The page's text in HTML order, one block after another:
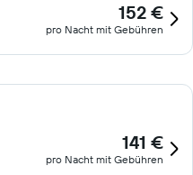
152 €
pro Nacht mit Gebühren
141 €
pro Nacht mit Gebühren